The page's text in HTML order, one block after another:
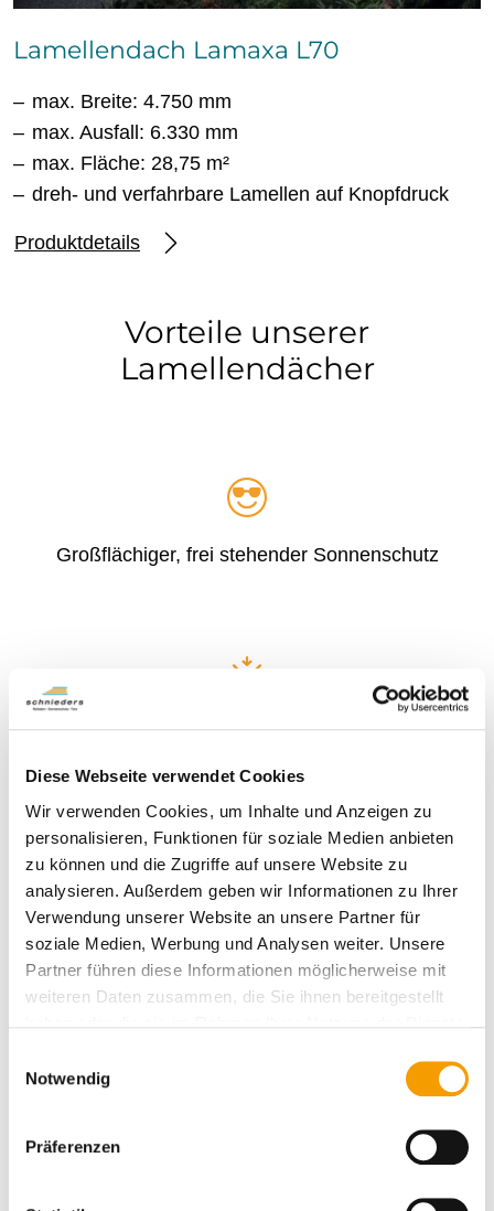
Diese Webseite verwendet Cookies
Wir verwenden Cookies, um Inhalte und Anzeigen zu
personalisieren, Funktionen für soziale Medien anbieten
zu können und die Zugriffe auf unsere Website zu
analysieren. Außerdem geben wir Informationen zu Ihrer
Verwendung unserer Website an unsere Partner für
soziale Medien, Werbung und Analysen weiter. Unsere
Partner führen diese Informationen möglicherweise mit
weiteren Daten zusammen, die Sie ihnen bereitgestellt
Notwendig
Präferenzen
Lamellendach Lamaxa L70
max. Breite: 4.750 mm
max. Ausfall: 6.330 mm
max. Fläche: 28,75 m²
dreh- und verfahrbare Lamellen auf Knopfdruck
Produktdetails
Vorteile unserer
Lamellendächer
Großflächiger, frei stehender Sonnenschutz
Sonneneinstrahlung individuell regulierbar durch
Zuverlässiger Wetterschutz bei geschlossenen
Lamellen
Optional auch mit Anschluss an die Hausfassade